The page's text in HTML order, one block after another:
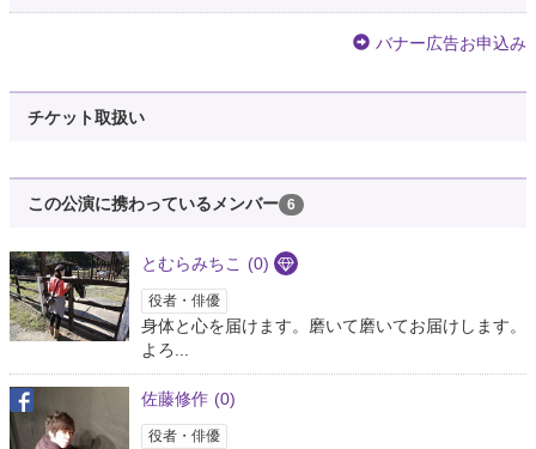
バナー広告お申込み
チケット取扱い
この公演に携わっているメンバー 6
とむらみちこ (0)
役者・俳優
身体と心を届けます。磨いて磨いてお届けします。
よろ...
佐藤修作 (0)
役者・俳優